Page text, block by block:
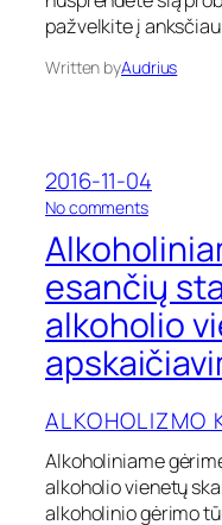
y
s
l
o
l
į
a
r
t
o
t
i
e
č
i
a
u
pažvelkite į
Written byAudrius
2016-11-04
No commentso
A
l
k
o
h
o
l
n
i
m
esančių
alkoholio
ALKOHOLIZMO
Alkoholiniame
alkoholio vienetų
alkoholinio gėrimo